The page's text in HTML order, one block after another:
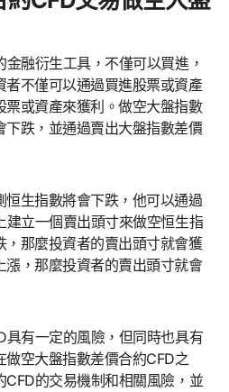
融衍生工具，不僅可以買進，
不僅可以通過買進股票或資產
票或資產來獲利。做空大盤指數
下跌，並通過賣出大盤指數差價
生指數將會下跌，他可以通過
建立一個賣出頭寸來做空恒生指
那麼投資者的賣出頭寸就會獲
，那麼投資者的賣出頭寸就會
具有一定的風險，但同時也具有
空大盤指數差價合約CFD之
的交易機制和相關風險，並